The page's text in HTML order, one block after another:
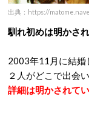
出典：https://
馴れ初めは明かさ
2003年11月に結婚
２人がどこで出会
詳細は明かされて